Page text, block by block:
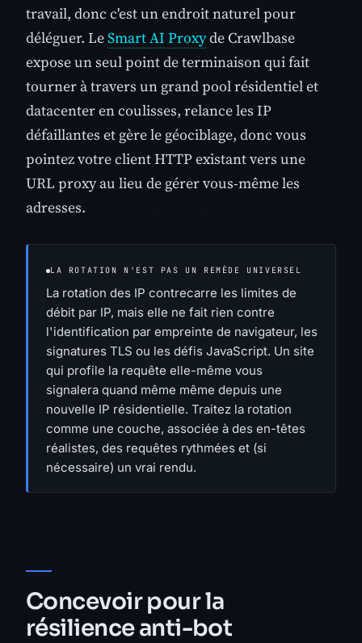
travail, donc c'est un endroit naturel pour
déléguer. LeSmart AI Proxyde Crawlbase
expose un seul point de terminaison qui fait
tourner à travers un grand pool résidentiel et
datacenter en coulisses, relance les IP
défaillantes et gère le géociblage, donc vous
pointez votre client HTTP existant vers une
URL proxy au lieu de gérer vous-même les
adresses.
LA ROTATION N'EST PAS UN REMÈDE UNIVERSEL
La rotation des IP contrecarre les limites de
débit par IP, mais elle ne fait rien contre
l'identification par empreinte de navigateur, les
signatures TLS ou les défis JavaScript. Un site
qui profile la requête elle-même vous
signalera quand même même depuis une
nouvelle IP résidentielle. Traitez la rotation
comme une couche, associée à des en-têtes
réalistes, des requêtes rythmées et (si
nécessaire) un vrai rendu.
Concevoir pour la
résilience anti-bot